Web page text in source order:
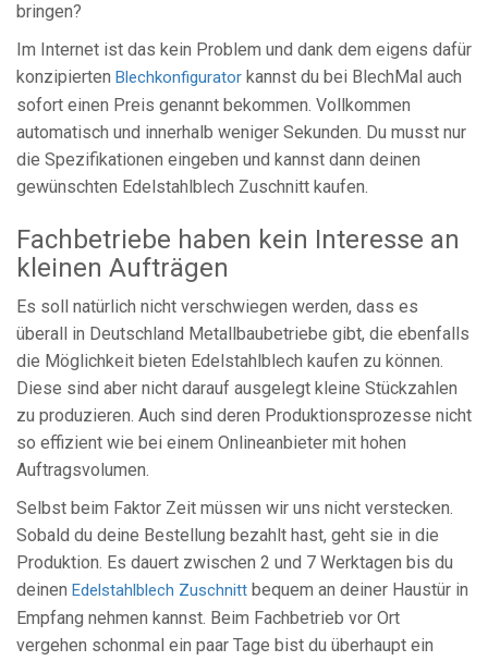
bringen?
Im Internet ist das kein Problem und dank dem eigens dafür
konzipierten Blechkonfigurator kannst du bei BlechMal auch
sofort einen Preis genannt bekommen. Vollkommen
automatisch und innerhalb weniger Sekunden. Du musst nur
die Spezifikationen eingeben und kannst dann deinen
gewünschten Edelstahlblech Zuschnitt kaufen.
Fachbetriebe haben kein Interesse an
kleinen Aufträgen
Es soll natürlich nicht verschwiegen werden, dass es
überall in Deutschland Metallbaubetriebe gibt, die ebenfalls
die Möglichkeit bieten Edelstahlblech kaufen zu können.
Diese sind aber nicht darauf ausgelegt kleine Stückzahlen
zu produzieren. Auch sind deren Produktionsprozesse nicht
so effizient wie bei einem Onlineanbieter mit hohen
Auftragsvolumen.
Selbst beim Faktor Zeit müssen wir uns nicht verstecken.
Sobald du deine Bestellung bezahlt hast, geht sie in die
Produktion. Es dauert zwischen 2 und 7 Werktagen bis du
deinen Edelstahlblech Zuschnitt bequem an deiner Haustür in
Empfang nehmen kannst. Beim Fachbetrieb vor Ort
vergehen schonmal ein paar Tage bist du überhaupt ein